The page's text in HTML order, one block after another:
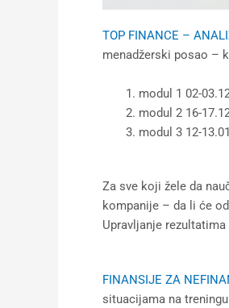
TOP FINANCE –
menadžerski posao –
modul 1 02-
modul 2 16-
modul 3 12-
Za sve koji žele da
kompanije – da li će
Upravljanje
FINANSIJE ZA
situacijama na